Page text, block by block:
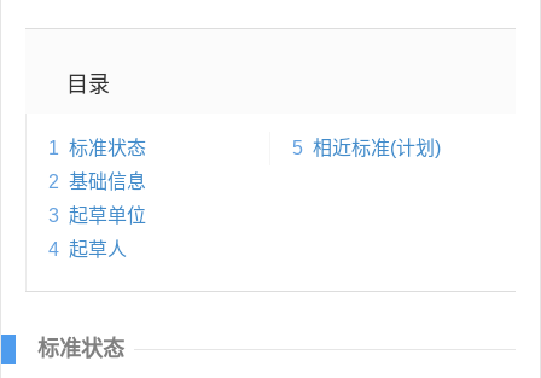
目录
1 标准状态
2 基础信息
3 起草单位
4 起草人
5 相近标准(计划)
标准状态